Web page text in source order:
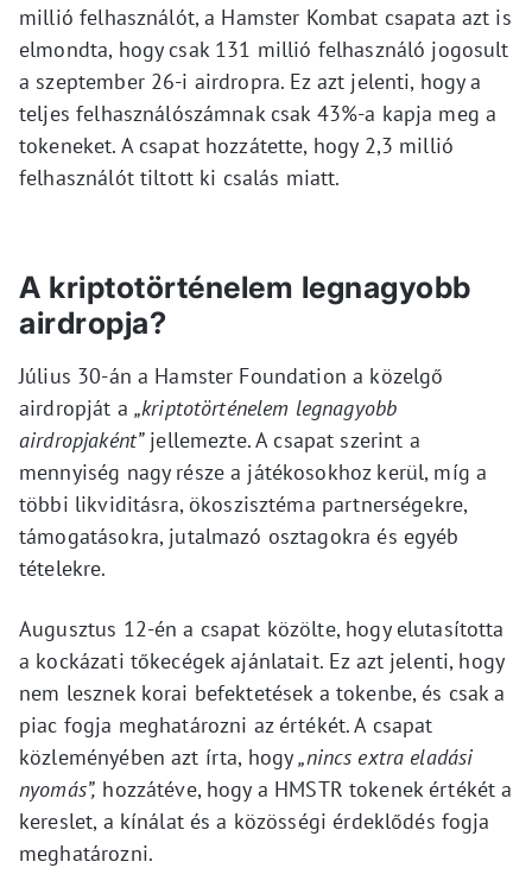
millió felhasználót, a Hamster Kombat csapata azt is
elmondta, hogy csak 131 millió felhasználó jogosult
a szeptember 26-i airdropra. Ez azt jelenti, hogy a
teljes felhasználószámnak csak 43%-a kapja meg a
tokeneket. A csapat hozzátette, hogy 2,3 millió
felhasználót tiltott ki csalás miatt.
A kriptotörténelem legnagyobb
airdropja?
Július 30-án a Hamster Foundation a közelgő
airdropját a „kriptotörténelem legnagyobb
airdropjaként”jellemezte. A csapat szerint a
mennyiség nagy része a játékosokhoz kerül, míg a
többi likviditásra, ökoszisztéma partnerségekre,
támogatásokra, jutalmazó osztagokra és egyéb
tételekre.
Augusztus 12-én a csapat közölte, hogy elutasította
a kockázati tőkecégek ajánlatait. Ez azt jelenti, hogy
nem lesznek korai befektetések a tokenbe, és csak a
piac fogja meghatározni az értékét. A csapat
közleményében azt írta, hogy„nincs extra eladási
nyomás”, hozzátéve, hogy a HMSTR tokenek értékét a
kereslet, a kínálat és a közösségi érdeklődés fogja
meghatározni.